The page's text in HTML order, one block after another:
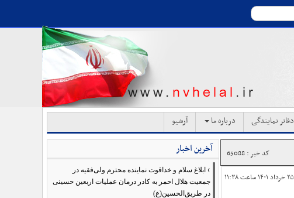
دفاتر نمایندگی درباره ما آرشیو
کد خبر : 65088
آخرین اخبار
› ابلاغ سلام و خداقوت نماینده محترم ولی‌فقیه در
جمعیت هلال احمر به کادر درمان عملیات اربعین حسینی
در طریق‌الحسین(ع)